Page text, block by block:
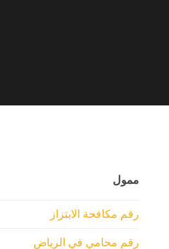
ممول
رقم مكافحة الابتزاز
رقم محامي في الرياض